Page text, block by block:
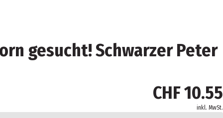
gesucht! Schwarzer Peter
CHF 10.55
inkl. MwSt.